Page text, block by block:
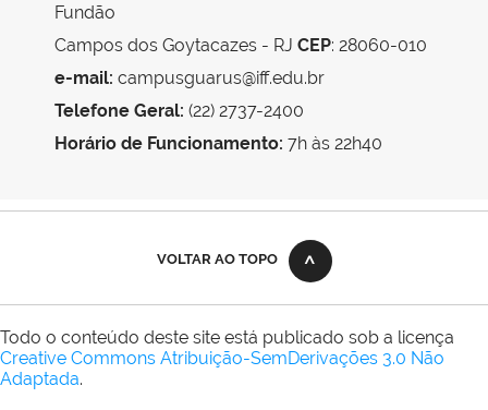
Fundão
Campos dos Goytacazes - RJ CEP: 28060-010
e-mail: campusguarus@iff.edu.br
Telefone Geral: (22) 2737-2400
Horário de Funcionamento: 7h às 22h40
VOLTAR AO TOPO
Todo o conteúdo deste site está publicado sob a licença
Creative Commons Atribuição-SemDerivações 3.0 Não
Adaptada.